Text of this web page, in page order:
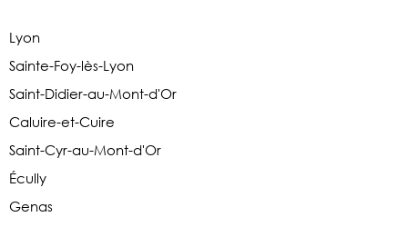
Lyon
Sainte-Foy-lès-Lyon
Saint-Didier-au-Mont-d'Or
Caluire-et-Cuire
Saint-Cyr-au-Mont-d'Or
Écully
Genas